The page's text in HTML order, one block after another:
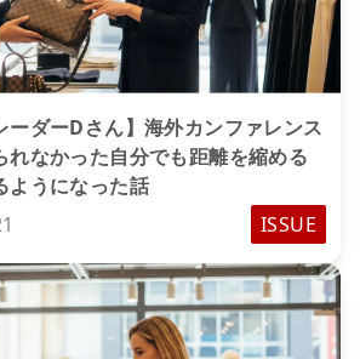
ーダーDさん】海外カンファレンス
れなかった自分でも距離を縮める
ようになった話
ISSUE